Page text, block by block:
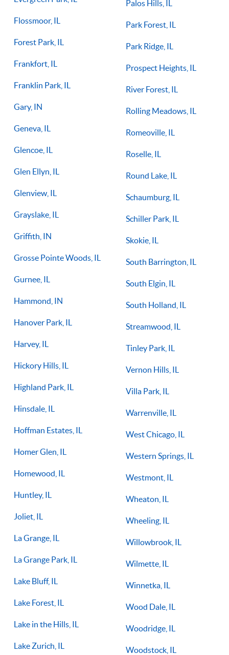
Flossmoor, IL
Forest Park, IL
Frankfort, IL
Franklin Park, IL
Gary, IN
Geneva, IL
Glencoe, IL
Glen Ellyn, IL
Glenview, IL
Grayslake, IL
Griffith, IN
Grosse Pointe Woods, IL
Gurnee, IL
Hammond, IN
Hanover Park, IL
Harvey, IL
Hickory Hills, IL
Highland Park, IL
Hinsdale, IL
Hoffman Estates, IL
Homer Glen, IL
Homewood, IL
Huntley, IL
Joliet, IL
La Grange, IL
La Grange Park, IL
Lake Bluff, IL
Lake Forest, IL
Lake in the Hills, IL
Lake Zurich, IL
Palos Hills, IL
Park Forest, IL
Park Ridge, IL
Prospect Heights, IL
River Forest, IL
Rolling Meadows, IL
Romeoville, IL
Roselle, IL
Round Lake, IL
Schaumburg, IL
Schiller Park, IL
Skokie, IL
South Barrington, IL
South Elgin, IL
South Holland, IL
Streamwood, IL
Tinley Park, IL
Vernon Hills, IL
Villa Park, IL
Warrenville, IL
West Chicago, IL
Western Springs, IL
Westmont, IL
Wheaton, IL
Wheeling, IL
Willowbrook, IL
Wilmette, IL
Winnetka, IL
Wood Dale, IL
Woodridge, IL
Woodstock, IL